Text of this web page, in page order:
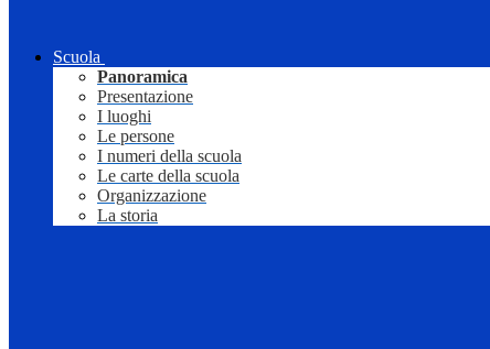
Scuola
Panoramica
Presentazione
I luoghi
Le persone
I numeri della scuola
Le carte della scuola
Organizzazione
La storia